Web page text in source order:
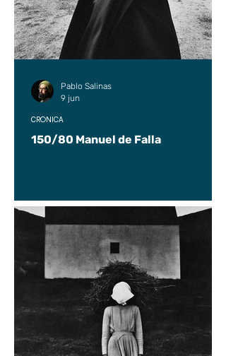
150/80 Manuel de Falla
CRÓNICA
Pablo Salinas
9 jun